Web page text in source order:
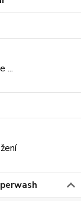
...